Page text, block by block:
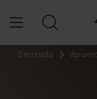
Startsida